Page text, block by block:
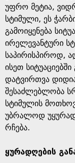
უფრო მეტია,
სტიმული, ეს
გამოიყენება
ირელევანტური
საპირისპიროდ,
ისეთ
დატვირთვა
შესაძლებლობა
სტიმულის
უბრალოდ
რჩება.
ყურადღების